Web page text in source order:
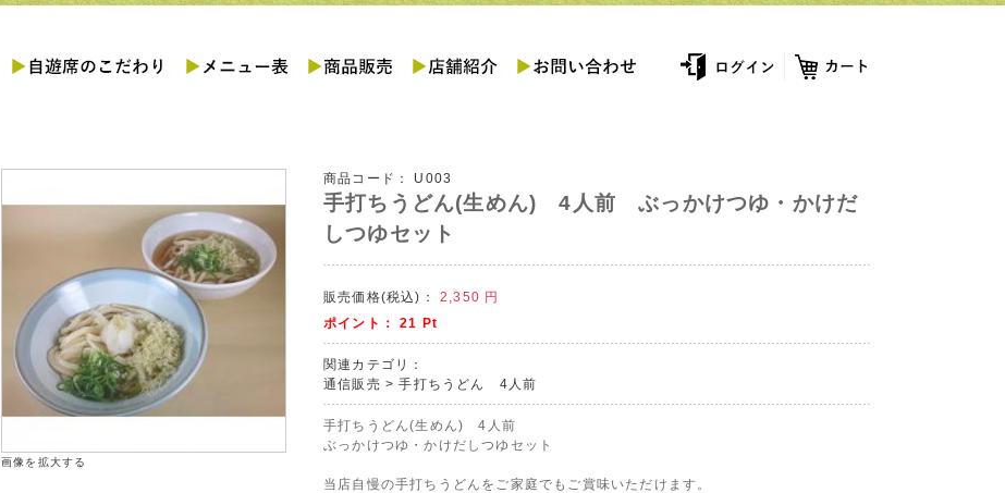
画像を拡大する
商品コード： U003
手打ちうどん(生めん) 4人前 ぶっかけつゆ・かけだ
しつゆセット
販売価格(税込)： 2,350 円
ポイント：21 Pt
関連カテゴリ：
通信販売 >手打ちうどん 4人前
手打ちうどん(生めん) 4人前
ぶっかけつゆ・かけだしつゆセット
当店自慢の手打ちうどんをご家庭でもご賞味いただけます。